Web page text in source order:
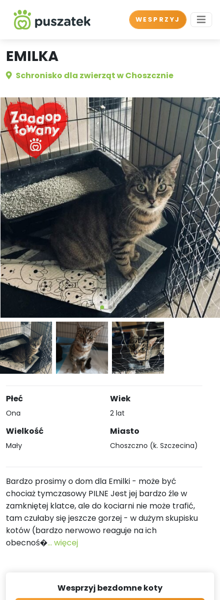
WESPRZYJ
EMILKA
Schronisko dla zwierząt w Choszcznie
Płeć
Ona
Wielkość
Mały
Wiek
2 lat
Miasto
Choszczno (k. Szczecina)
Bardzo prosimy o dom dla Emilki - może być
chociaż tymczasowy PILNE Jest jej bardzo źle w
zamkniętej klatce, ale do kociarni nie może trafić,
tam czułaby się jeszcze gorzej - w dużym skupisku
kotów (bardzo nerwowo reaguje na ich
obecnoś�... więcej
Wesprzyj bezdomne koty